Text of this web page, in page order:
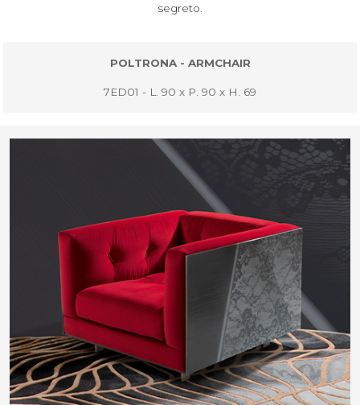
segreto.
POLTRONA - ARMCHAIR
7ED01 - L. 90 x P. 90 x H. 69